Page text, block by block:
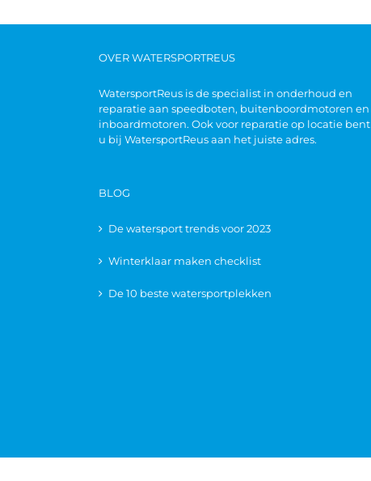
OVER WATERSPORTREUS
WatersportReus is de specialist in onderhoud en
reparatie aan speedboten, buitenboordmotoren en
inboardmotoren. Ook voor reparatie op locatie bent
u bij WatersportReus aan het juiste adres.
BLOG
De watersport trends voor 2023
Winterklaar maken checklist
De 10 beste watersportplekken